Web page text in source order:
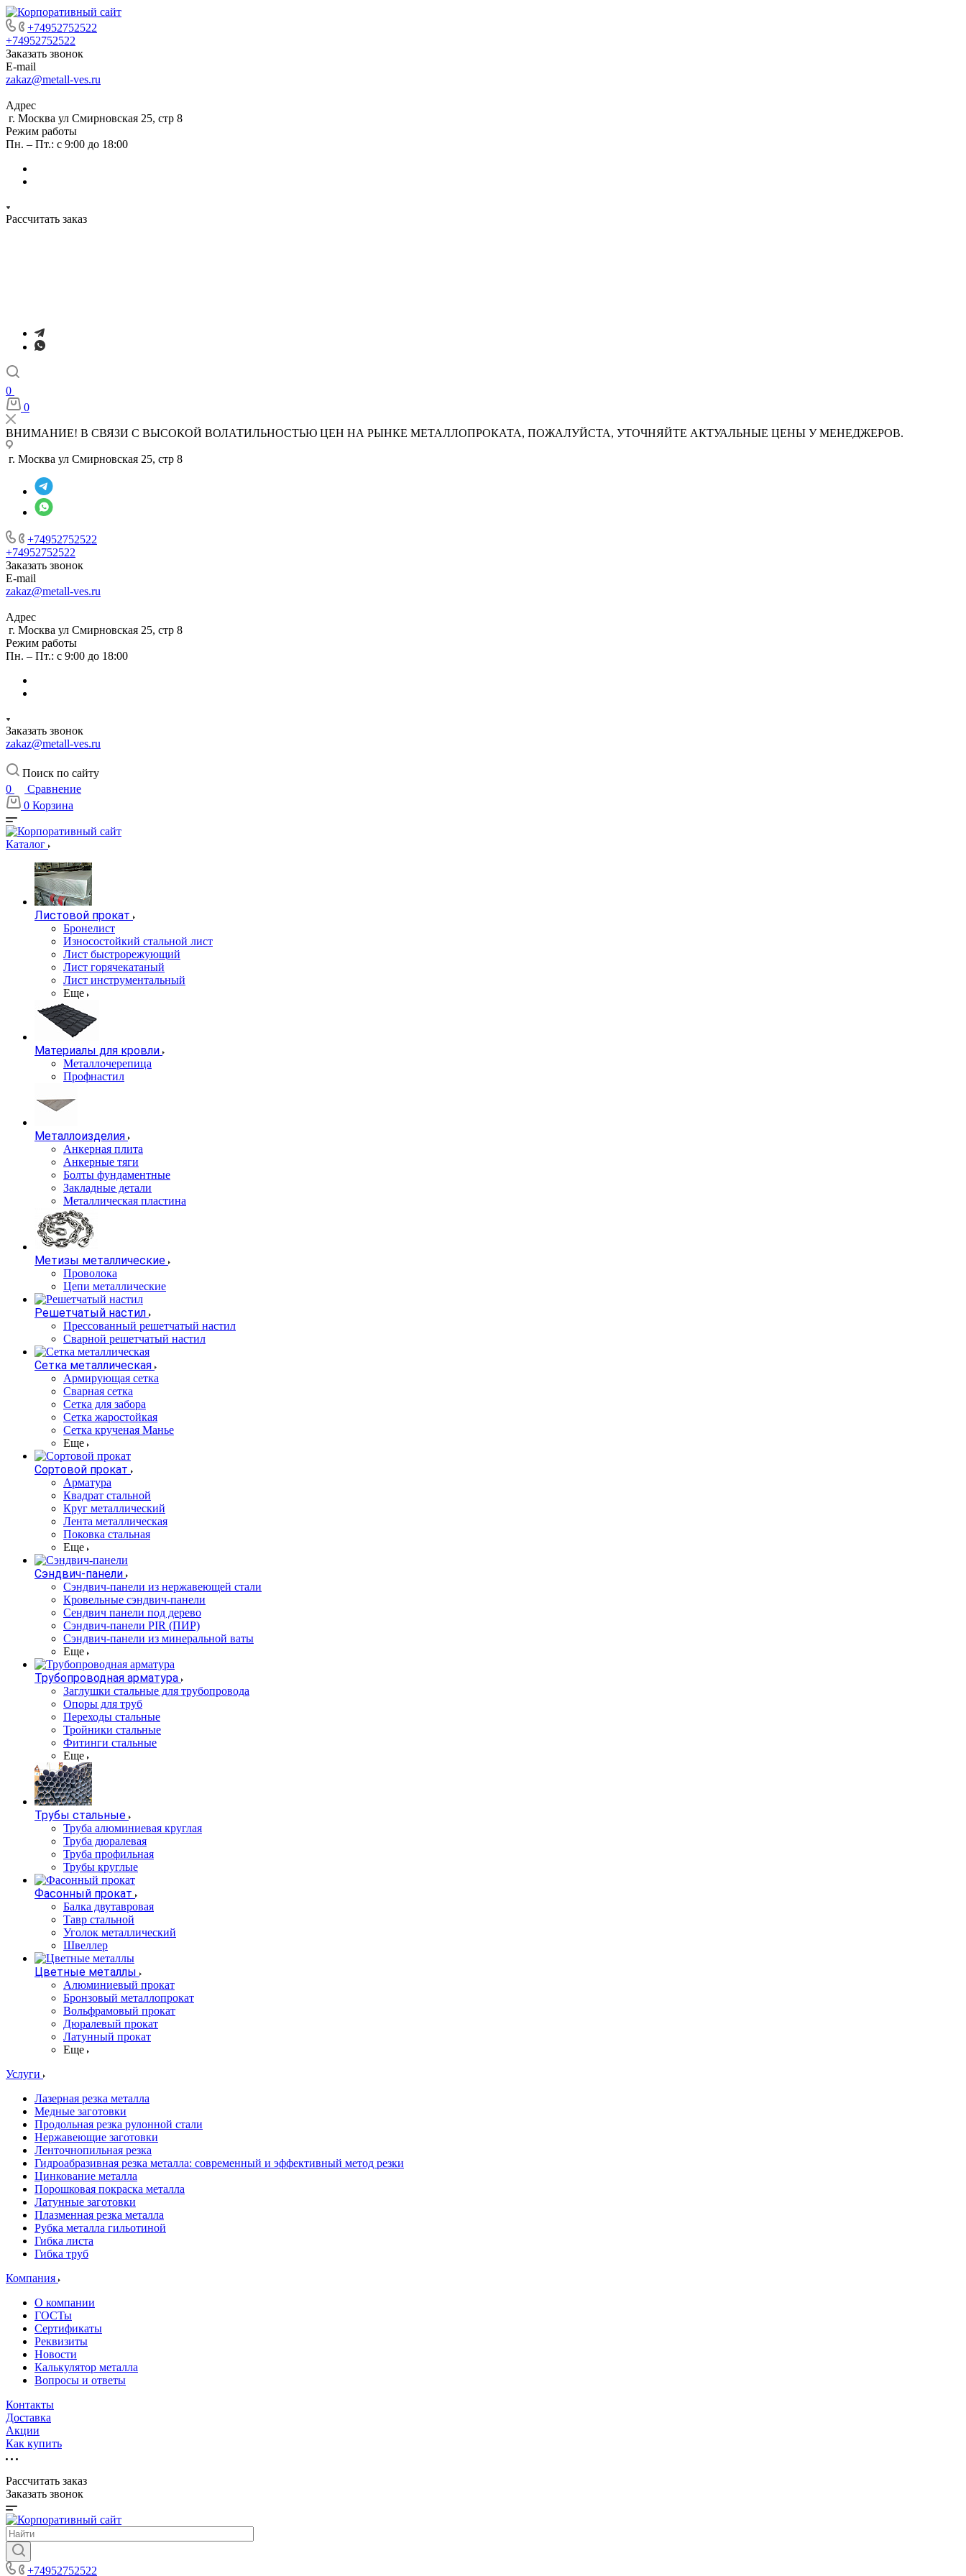
+74952752522
+74952752522
Заказать звонок
E-mail
zakaz@metall-ves.ru
Адрес
г. Москва ул Смирновская 25, стр 8
Режим работы
Пн. – Пт.: с 9:00 до 18:00
Рассчитать заказ
0
0
ВНИМАНИЕ! В СВЯЗИ С ВЫСОКОЙ ВОЛАТИЛЬНОСТЬЮ ЦЕН НА РЫНКЕ МЕТАЛЛОПРОКАТА, ПОЖАЛУЙСТА, УТОЧНЯЙТЕ АКТУАЛЬНЫЕ ЦЕНЫ У МЕНЕДЖЕРОВ.
г. Москва ул Смирновская 25, стр 8
+74952752522
+74952752522
Заказать звонок
E-mail
zakaz@metall-ves.ru
Адрес
г. Москва ул Смирновская 25, стр 8
Режим работы
Пн. – Пт.: с 9:00 до 18:00
Заказать звонок
zakaz@metall-ves.ru
Поиск по сайту
0
Сравнение
0 Корзина
Каталог
Листовой прокат
Бронелист
Износостойкий стальной лист
Лист быстрорежующий
Лист горячекатаный
Лист инструментальный
Еще
Материалы для кровли
Металлочерепица
Профнастил
Металлоизделия
Анкерная плита
Анкерные тяги
Болты фундаментные
Закладные детали
Металлическая пластина
Метизы металлические
Проволока
Цепи металлические
Решетчатый настил
Прессованный решетчатый настил
Сварной решетчатый настил
Сетка металлическая
Армирующая сетка
Сварная сетка
Сетка для забора
Сетка жаростойкая
Сетка крученая Манье
Еще
Сортовой прокат
Арматура
Квадрат стальной
Круг металлический
Лента металлическая
Поковка стальная
Еще
Сэндвич-панели
Cэндвич-панели из нержавеющей стали
Кровельные сэндвич-панели
Сендвич панели под дерево
Сэндвич-панели PIR (ПИР)
Сэндвич-панели из минеральной ваты
Еще
Трубопроводная арматура
Заглушки стальные для трубопровода
Опоры для труб
Переходы стальные
Тройники стальные
Фитинги стальные
Еще
Трубы стальные
Труба алюминиевая круглая
Труба дюралевая
Труба профильная
Трубы круглые
Фасонный прокат
Балка двутавровая
Тавр стальной
Уголок металлический
Швеллер
Цветные металлы
Алюминиевый прокат
Бронзовый металлопрокат
Вольфрамовый прокат
Дюралевый прокат
Латунный прокат
Еще
Услуги
Лазерная резка металла
Медные заготовки
Продольная резка рулонной стали
Нержавеющие заготовки
Ленточнопильная резка
Гидроабразивная резка металла: современный и эффективный метод резки
Цинкование металла
Порошковая покраска металла
Латунные заготовки
Плазменная резка металла
Рубка металла гильотиной
Гибка листа
Гибка труб
Компания
О компании
ГОСТы
Сертификаты
Реквизиты
Новости
Калькулятор металла
Вопросы и ответы
Контакты
Доставка
Акции
Как купить
Рассчитать заказ
Заказать звонок
+74952752522